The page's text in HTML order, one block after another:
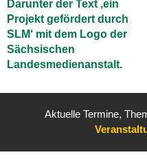
Aktuelle Termine,